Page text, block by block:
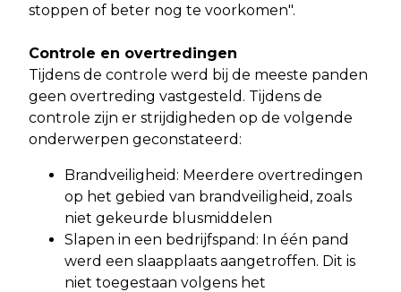
stoppen of beter nog te voorkomen".
Controle en overtredingen
Tijdens de controle werd bij de meeste panden
geen overtreding vastgesteld. Tijdens de
controle zijn er strijdigheden op de volgende
onderwerpen geconstateerd:
Brandveiligheid: Meerdere overtredingen
op het gebied van brandveiligheid, zoals
niet gekeurde blusmiddelen
Slapen in een bedrijfspand: In één pand
werd een slaapplaats aangetroffen. Dit is
niet toegestaan volgens het